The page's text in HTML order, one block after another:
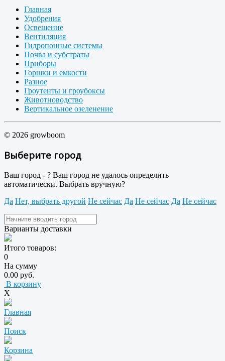
Главная
Удобрения
Освещение
Вентиляция
Гидропонные системы
Почва и субстраты
Приборы
Горшки и емкости
Разное
Гроутенты и гроубоксы
Животноводство
Вертикальное озеленение
© 2026 growboom
Выберите город
Ваш город - ? Ваш город не удалось определить
автоматически. Выбрать вручную?
Да Нет, выбрать другой Не сейчас Да Не сейчас Да Не сейчас
Варианты доставки
Итого товаров:
0
На сумму
0.00 руб.
В корзину
X
Главная
Поиск
Корзина